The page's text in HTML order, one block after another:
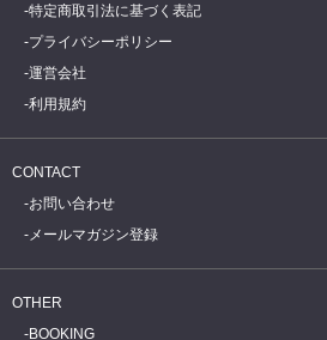
特定商取引法に基づく表記
プライバシーポリシー
運営会社
利用規約
CONTACT
お問い合わせ
メールマガジン登録
OTHER
BOOKING